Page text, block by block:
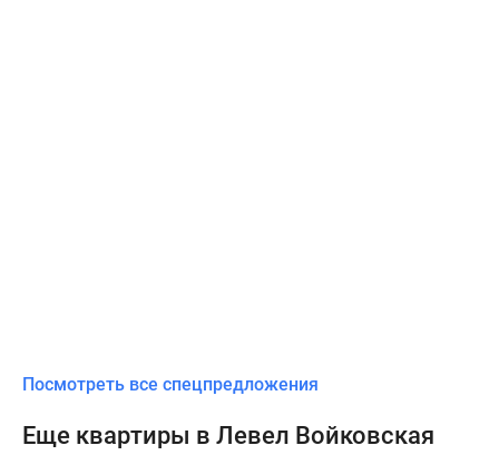
Посмотреть все спецпредложения
Еще квартиры в Левел Войковская